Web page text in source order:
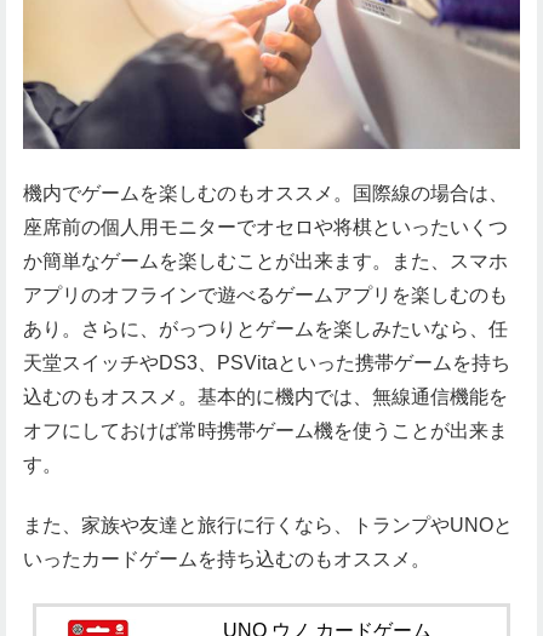
機内でゲームを楽しむのもオススメ。国際線の場合は、
座席前の個人用モニターでオセロや将棋といったいくつ
か簡単なゲームを楽しむことが出来ます。また、スマホ
アプリのオフラインで遊べるゲームアプリを楽しむのも
あり。さらに、がっつりとゲームを楽しみたいなら、任
天堂スイッチやDS3、PSVitaといった携帯ゲームを持ち
込むのもオススメ。基本的に機内では、無線通信機能を
オフにしておけば常時携帯ゲーム機を使うことが出来ま
す。
また、家族や友達と旅行に行くなら、トランプやUNOと
いったカードゲームを持ち込むのもオススメ。
UNO ウノ カードゲーム